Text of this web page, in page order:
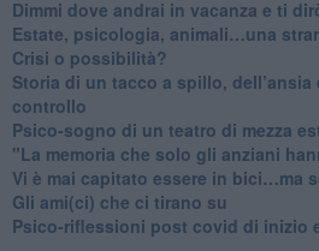
Dimmi dove andrai in vacanza e ti
​Estate, psicologia, animali…una
​Crisi o possibilità?
​Storia di un tacco a spillo,
controllo
​Psico-sogno di un teatro di mezza
"La memoria che solo gli anziani
​Vi è mai capitato essere in bici…ma
​Gli ami(ci) che ci tirano su
Psico-riflessioni post covid di inizio